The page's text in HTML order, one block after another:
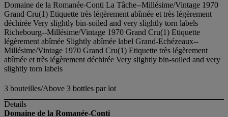
Domaine de la Romanée-Conti La Tâche--Millésime/Vintage 1970
Grand Cru(1) Etiquette très légèrement abîmée et très légèrement
déchirée Very slightly bin-soiled and very slightly torn labels
Richebourg--Millésime/Vintage 1970 Grand Cru(1) Etiquette
légèrement abîmée Slightly abîmée label Grand-Echézeaux--
Millésime/Vintage 1970 Grand Cru(1) Etiquette très légèrement
abîmée et très légèrement déchirée Very slightly bin-soiled and very
slightly torn labels
3 bouteilles/Above 3 bottles par lot
Details
Domaine de la Romanée-Conti